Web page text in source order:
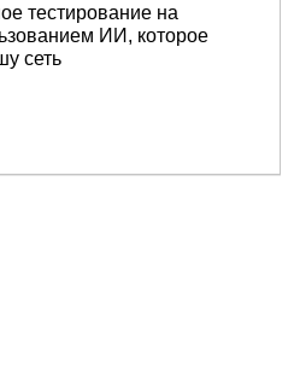
тестирование на
ИИ, которое
сеть